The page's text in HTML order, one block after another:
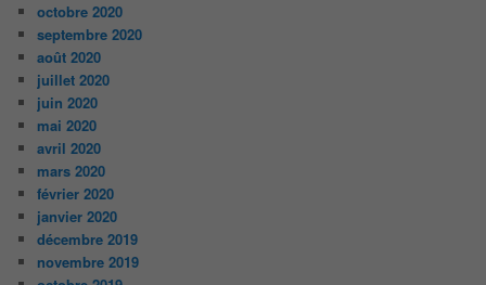
octobre 2020
septembre 2020
août 2020
juillet 2020
juin 2020
mai 2020
avril 2020
mars 2020
février 2020
janvier 2020
décembre 2019
novembre 2019